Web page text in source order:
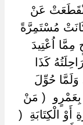
اِنْقَطَعَتْ عَنْ
مُسْتَمِرَّةً
مِمَّا اُعْتِيدَ
كَذَا
وَلَمَّا حُوِّلَ
‏( مَنْ
أَوْ الْكِتَابَةِ ‏ ‏(